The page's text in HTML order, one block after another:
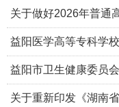
关于做好2026年普通
生推荐免试工作的通知
益阳医学高等专科学
益阳市卫生健康委员
村医生本土化定向培
关于重新印发《湖南